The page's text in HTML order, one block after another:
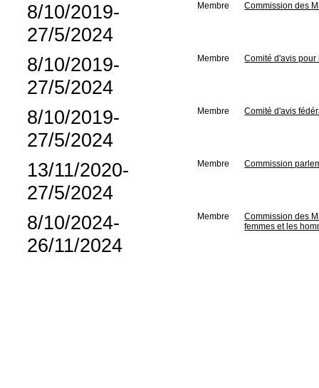
8/10/2019-
27/5/2024
Membre Commission des
8/10/2019-
27/5/2024
Membre Comité d'avis
8/10/2019-
27/5/2024
Membre Comité d'avis
13/11/2020-
27/5/2024
Membre Commission
8/10/2024-
26/11/2024
Membre
Commission des
femmes et les